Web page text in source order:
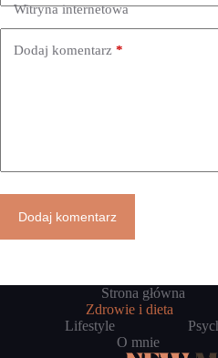
Witryna internetowa
Dodaj komentarz *
Dodaj komentarz
Strona główna
Zdrowie i dieta
Lifestyle
O mnie